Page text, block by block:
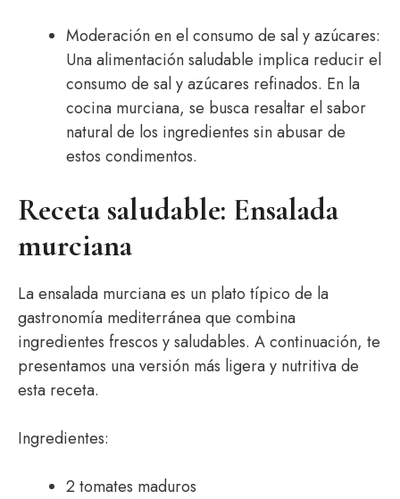
Moderación en el consumo de sal y azúcares:
Una alimentación saludable implica reducir el
consumo de sal y azúcares refinados. En la
cocina murciana, se busca resaltar el sabor
natural de los ingredientes sin abusar de
estos condimentos.
Receta saludable: Ensalada
murciana
La ensalada murciana es un plato típico de la
gastronomía mediterránea que combina
ingredientes frescos y saludables. A continuación, te
presentamos una versión más ligera y nutritiva de
esta receta.
Ingredientes:
2 tomates maduros